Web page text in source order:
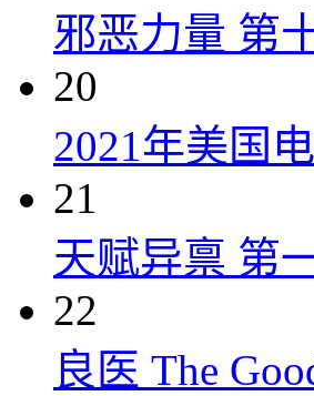
邪恶力量 第
20
2021年美国
21
天赋异禀 第
22
良医 The